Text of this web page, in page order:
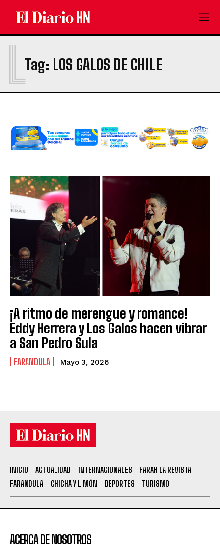
Tag: LOS GALOS DE CHILE
L
¡A ritmo de merengue y romance!
Eddy Herrera y Los Galos hacen vibrar
a San Pedro Sula
FARANDULA Mayo 3, 2026
INICIO ACTUALIDAD INTERNACIONALES
FARAH LA REVISTA
FARANDULA
CHICHA Y LIMÓN DEPORTES TURISMO
ACERCA DE NOSOTROS